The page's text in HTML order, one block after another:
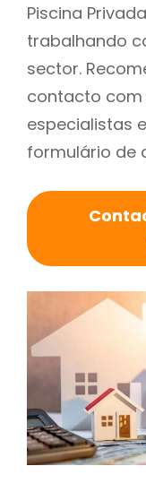
Piscina
trabalhando
sector.
contacto com
especialistas
formulário de